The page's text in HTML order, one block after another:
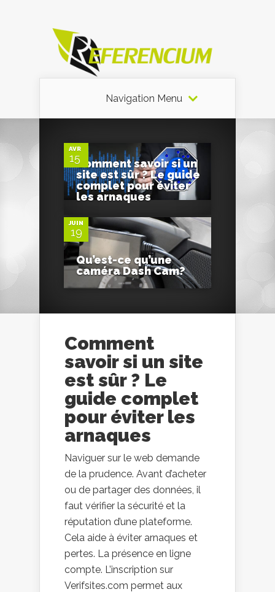
Navigation Menu
AVR
15Comment savoir si un
site est sûr ? Le guide
complet pour éviter
les arnaques
JUIN
19
0
Qu’est-ce qu’une
caméra Dash Cam?
Comment
savoir si un site
est sûr ? Le
guide complet
pour éviter les
arnaques
Naviguer sur le web demande
de la prudence. Avant d’acheter
ou de partager des données, il
faut vérifier la sécurité et la
réputation d’une plateforme.
Cela aide à éviter arnaques et
pertes. La présence en ligne
compte. L’inscription sur
Verifsites.com permet aux